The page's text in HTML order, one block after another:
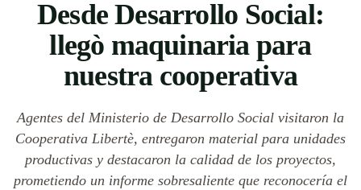
Desde Desarrollo Social:
llegò maquinaria para
nuestra cooperativa
Agentes del Ministerio de Desarrollo Social visitaron la
Cooperativa Libertè, entregaron material para unidades
productivas y destacaron la calidad de los proyectos,
prometiendo un informe sobresaliente que reconocería el